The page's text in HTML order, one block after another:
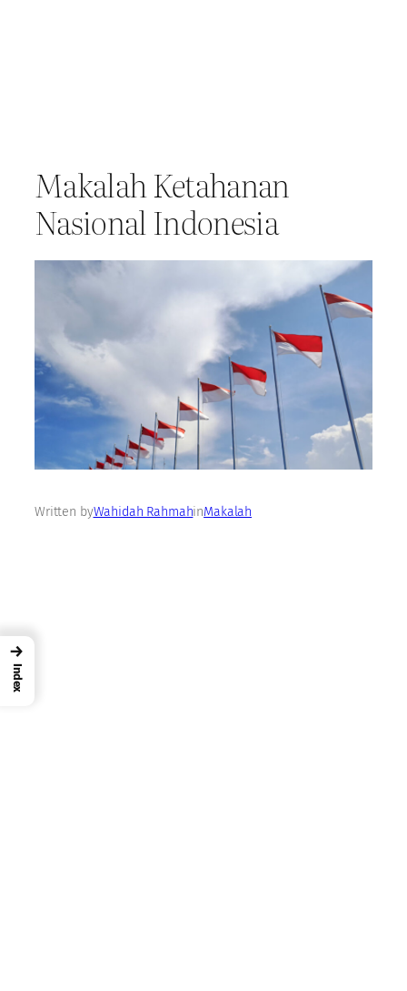
Makalah Ketahanan
Nasional Indonesia
Written byWahidah RahmahinMakalah
→
Index